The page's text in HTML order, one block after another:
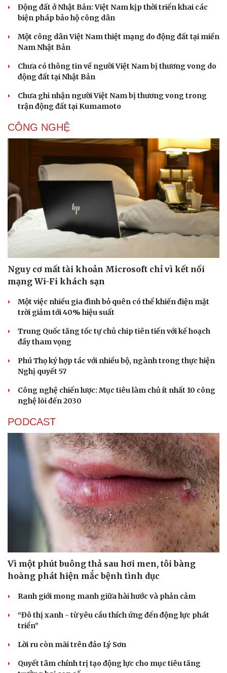
Thể thao
Lịch thi đấu bóng đá
Thế giới thể thao
eSports
Hậu trường
Tư vấn
Động đất ở Nhật Bản: Việt Nam kịp thời triển khai các
biện pháp bảo hộ công dân
Một công dân Việt Nam thiệt mạng do động đất tại miền
Nam Nhật Bản
Chưa có thông tin về người Việt Nam bị thương vong do
động đất tại Nhật Bản
Chưa ghi nhận người Việt Nam bị thương vong trong
trận động đất tại Kumamoto
CÔNG NGHỆ
Nguy cơ mất tài khoản Microsoft chỉ vì kết nối
mạng Wi-Fi khách sạn
Một việc nhiều gia đình bỏ quên có thể khiến điện mặt
trời giảm tới 40% hiệu suất
Trung Quốc tăng tốc tự chủ chip tiên tiến với kế hoạch
đầy tham vọng
Phú Thọ ký hợp tác với nhiều bộ, ngành trong thực hiện
Nghị quyết 57
Công nghệ chiến lược: Mục tiêu làm chủ ít nhất 10 công
nghệ lõi đến 2030
PODCAST
Vì một phút buông thả sau hơi men, tôi bàng
hoàng phát hiện mắc bệnh tình dục
Ranh giới mong manh giữa hài hước và phản cảm
“Đô thị xanh - từ yêu cầu thích ứng đến động lực phát
triển”
Lời ru còn mãi trên đảo Lý Sơn
Quyết tâm chính trị tạo động lực cho mục tiêu tăng